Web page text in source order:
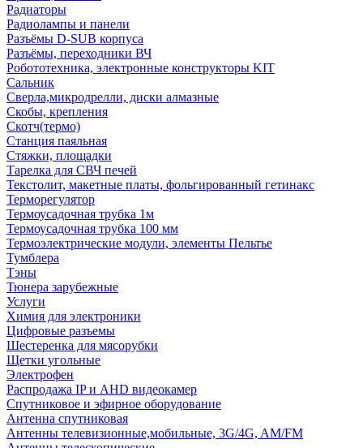
Радиаторы
Радиолампы и панели
Разъёмы D-SUB корпуса
Разъёмы, переходники ВЧ
Робототехника, электронные конструкторы KIT
Сальник
Сверла,микродрелли, диски алмазные
Скобы, крепления
Скотч(термо)
Станция паяльная
Стяжки, площадки
Тарелка для СВЧ печей
Текстолит, макетные платы, фольгированный гетинакс
Терморегулятор
Термоусадочная трубка 1м
Термоусадочная трубка 100 мм
Термоэлектрические модули, элементы Пельтье
Тумблера
Тэны
Тюнера зарубежные
Услуги
Химия для электроники
Цифровые разъемы
Шестеренка для мясорубки
Щетки угольные
Электрофен
Распродажа IP и AHD видеокамер
Спутниковое и эфирное оборудование
Антенна спутниковая
Антенны телевизионные,мобильные, 3G/4G, AM/FM